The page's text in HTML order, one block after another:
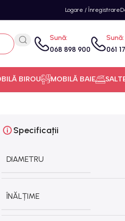
Logare / Înregistrare
Sună:
068 898 900
Sună:
061
BIROU MOBILĂ BAIE
Specificații
DIAMETRU
ÎNĂLȚIME